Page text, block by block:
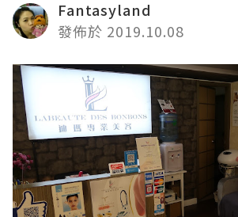
Fantasyland
發佈於 2019.10.08